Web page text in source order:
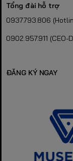
Tổng đài hỗ trợ
0937.793.806
0902.957.911
ĐĂNG KÝ NGAY